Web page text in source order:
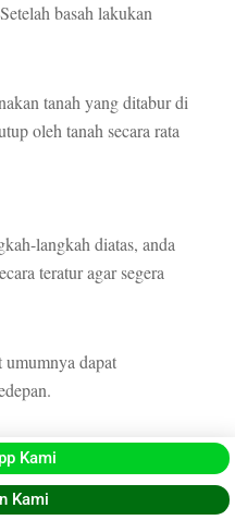
basah lakukan
tanah yang ditabur di
oleh tanah secara rata
langkah diatas, anda
teratur agar segera
dapat
Tanam
atau sudah
Kami
Kami